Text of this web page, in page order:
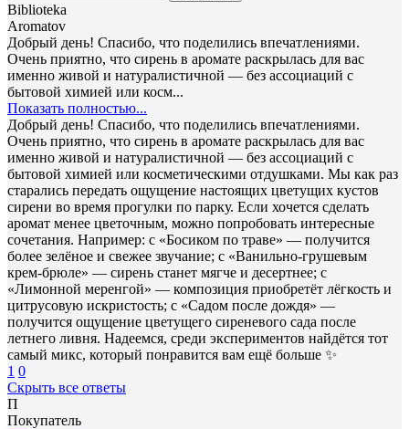
Biblioteka
Aromatov
Добрый день! Спасибо, что поделились впечатлениями.
Очень приятно, что сирень в аромате раскрылась для вас
именно живой и натуралистичной — без ассоциаций с
бытовой химией или косм...
Показать полностью...
Добрый день! Спасибо, что поделились впечатлениями.
Очень приятно, что сирень в аромате раскрылась для вас
именно живой и натуралистичной — без ассоциаций с
бытовой химией или косметическими отдушками. Мы как раз
старались передать ощущение настоящих цветущих кустов
сирени во время прогулки по парку. Если хочется сделать
аромат менее цветочным, можно попробовать интересные
сочетания. Например: с «Босиком по траве» — получится
более зелёное и свежее звучание; с «Ванильно-грушевым
крем-брюле» — сирень станет мягче и десертнее; с
«Лимонной меренгой» — композиция приобретёт лёгкость и
цитрусовую искристость; с «Садом после дождя» —
получится ощущение цветущего сиреневого сада после
летнего ливня. Надеемся, среди экспериментов найдётся тот
самый микс, который понравится вам ещё больше ✨
1 0
Скрыть все ответы
П
Покупатель